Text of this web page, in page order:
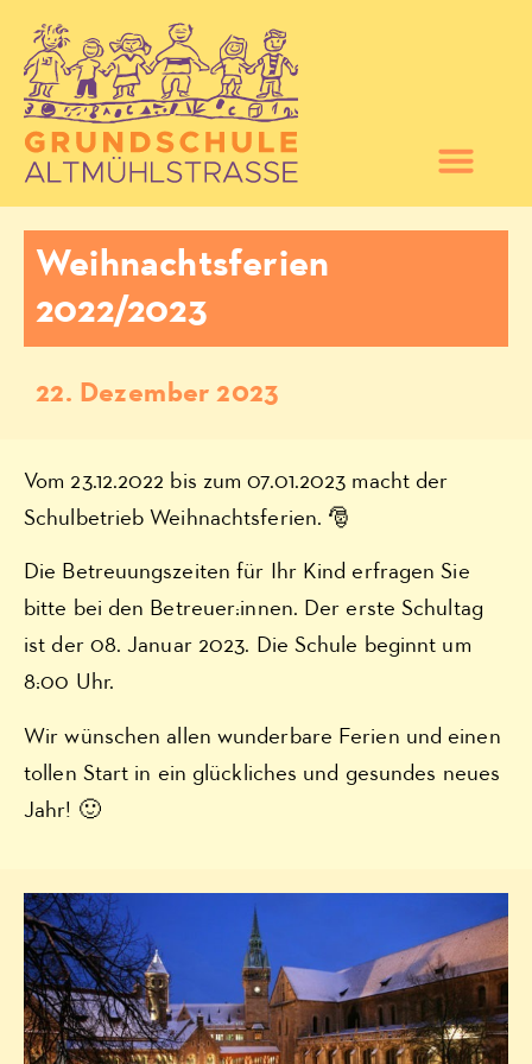
Weihnachtsferien
2022/2023
22. Dezember 2023
Vom 23.12.2022 bis zum 07.01.2023 macht der
Schulbetrieb Weihnachtsferien. 🎅
Die Betreuungszeiten für Ihr Kind erfragen Sie
bitte bei den Betreuer:innen. Der erste Schultag
ist der 08. Januar 2023. Die Schule beginnt um
8:00 Uhr.
Wir wünschen allen wunderbare Ferien und einen
tollen Start in ein glückliches und gesundes neues
Jahr! 🙂